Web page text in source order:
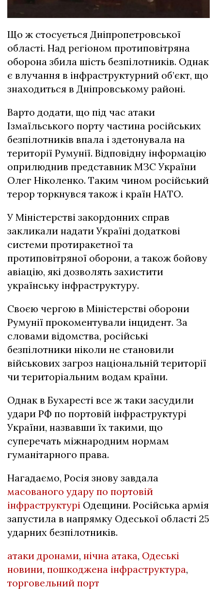
Що ж стосується Дніпропетровської
області. Над регіоном протиповітряна
оборона збила шість безпілотників. Однак
є влучання в інфраструктурний об’єкт, що
знаходиться в Дніпровському районі.
Варто додати, що під час атаки
Ізмаїльського порту частина російських
безпілотників впала і здетонувала на
території Румунії. Відповідну інформацію
оприлюднив представник МЗС України
Олег Ніколенко. Таким чином російський
терор торкнувся також і країн НАТО.
У Міністерстві закордонних справ
закликали надати Україні додаткові
системи протиракетної та
протиповітряної оборони, а також бойову
авіацію, які дозволять захистити
українську інфраструктуру.
Своєю чергою в Міністерстві оборони
Румунії прокоментували інцидент. За
словами відомства, російські
безпілотники ніколи не становили
військових загроз національній території
чи територіальним водам країни.
Однак в Бухаресті все ж таки засудили
удари РФ по портовій інфраструктурі
України, назвавши їх такими, що
суперечать міжнародним нормам
гуманітарного права.
Нагадаємо, Росія знову завдала
масованого удару по портовій
інфраструктурі Одещини. Російська армія
запустила в напрямку Одеської області 25
ударних безпілотників.
атаки дронами, нічна атака, Одеські
новини, пошкоджена інфраструктура,
торговельний порт